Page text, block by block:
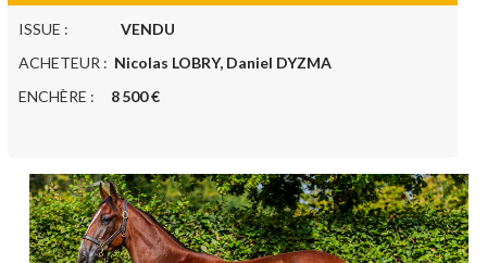
ISSUE : VENDU
ACHETEUR : Nicolas LOBRY, Daniel DYZMA
ENCHÈRE : 8 500 €